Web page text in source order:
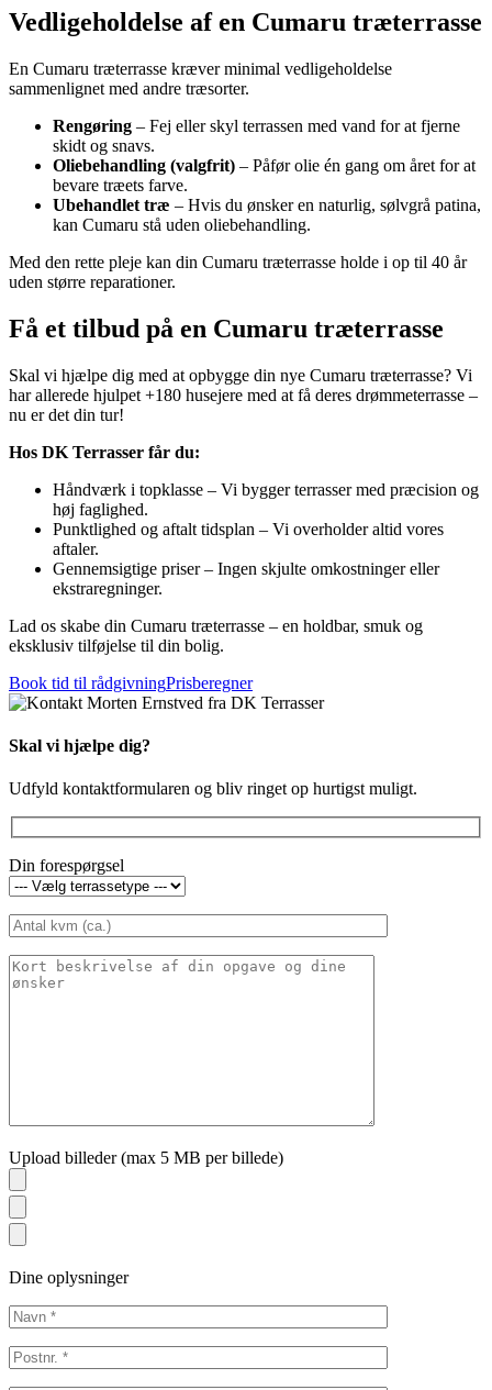
Vedligeholdelse af en Cumaru træterrasse
En Cumaru træterrasse kræver minimal vedligeholdelse
sammenlignet med andre træsorter.
Rengøring – Fej eller skyl terrassen med vand for at fjerne
skidt og snavs.
Oliebehandling (valgfrit) – Påfør olie én gang om året for at
bevare træets farve.
Ubehandlet træ – Hvis du ønsker en naturlig, sølvgrå patina,
kan Cumaru stå uden oliebehandling.
Med den rette pleje kan din Cumaru træterrasse holde i op til 40 år
uden større reparationer.
Få et tilbud på en Cumaru træterrasse
Skal vi hjælpe dig med at opbygge din nye Cumaru træterrasse? Vi
har allerede hjulpet +180 husejere med at få deres drømmeterrasse –
nu er det din tur!
Hos DK Terrasser får du:
Håndværk i topklasse – Vi bygger terrasser med præcision og
høj faglighed.
Punktlighed og aftalt tidsplan – Vi overholder altid vores
aftaler.
Gennemsigtige priser – Ingen skjulte omkostninger eller
ekstraregninger.
Lad os skabe din Cumaru træterrasse – en holdbar, smuk og
eksklusiv tilføjelse til din bolig.
Book tid til rådgivningPrisberegner
Skal vi hjælpe dig?
Udfyld kontaktformularen og bliv ringet op hurtigst muligt.
Din forespørgsel
Upload billeder (max 5 MB per billede)
Dine oplysninger